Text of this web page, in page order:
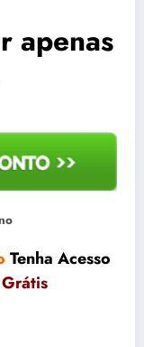
apenas
Tenha Acesso